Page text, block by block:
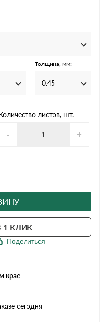
Толщина, мм:
0.45
Количество листов, шт.
- +
1 КЛИК
Поделиться
крае
сегодня